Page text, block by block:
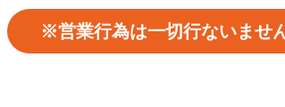
※営業行為は一切行ないませ